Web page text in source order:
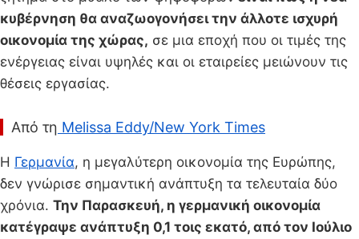
κυβέρνηση θα αναζωογονήσει την άλλοτε ισχυρή
οικονομία της χώρας, σε μια εποχή που οι τιμές της
ενέργειας είναι υψηλές και οι εταιρείες μειώνουν τις
θέσεις εργασίας.
Από τη Melissa Eddy/New York Times
Η Γερμανία, η μεγαλύτερη οικονομία της Ευρώπης,
δεν γνώρισε σημαντική ανάπτυξη τα τελευταία δύο
χρόνια. Την Παρασκευή, η γερμανική οικονομία
κατέγραψε ανάπτυξη 0,1 τοις εκατό, από τον Ιούλιο